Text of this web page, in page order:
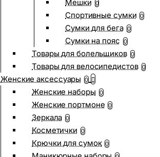
Мешки 0
Спортивные сумки 0
Сумки для бега 0
Сумки на пояс 0
Товары для болельщиков 0
Товары для велосипедистов 0
Женские аксессуары 0
Женские наборы 0
Женские портмоне 0
Зеркала 0
Косметички 0
Крючки для сумок 0